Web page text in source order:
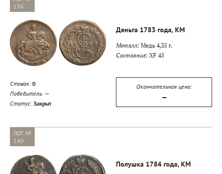
136
Деньга 1783 года, КМ
Металл: Медь 4,35 г.
Состояние: XF 45
Ставок:0
Победитель: —
Статус:Закрыт
Окончательная цена:
—
ЛОТ №
140
Полушка 1784 года, КМ